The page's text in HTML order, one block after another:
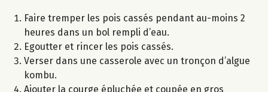
Faire tremper les pois cassés pendant au-moins 2
heures dans un bol rempli d’eau.
Egoutter et rincer les pois cassés.
Verser dans une casserole avec un tronçon d’algue
kombu.
Ajouter la courge épluchée et coupée en gros